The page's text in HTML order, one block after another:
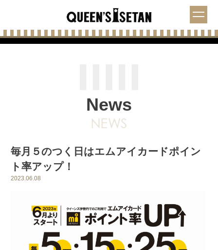
News
毎月５のつく日はエムアイカードポイン
ト率アップ！
2023.06.08